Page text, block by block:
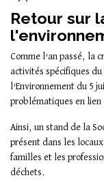
Retour sur
Comme l’an passé, la
activités spécifiques du
l’Environnement du 5
problématiques en lien
Ainsi, un stand de la
présent dans les
familles et les
déchets.